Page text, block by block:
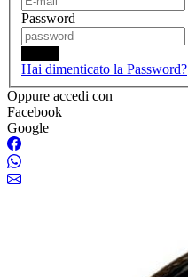
Password
Hai dimenticato la Password?
Oppure accedi con
Facebook
Google